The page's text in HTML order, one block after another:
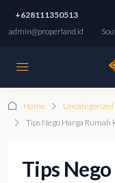
+628111350513
admin@properland.id
Home
Uncategorized
Tips Nego Harga Rumah
Tips